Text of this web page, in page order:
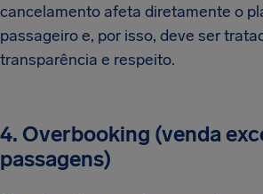
cancelamento afeta diretamente o
passageiro e, por isso, deve ser
transparência e respeito.
4. Overbooking (venda
passagens)